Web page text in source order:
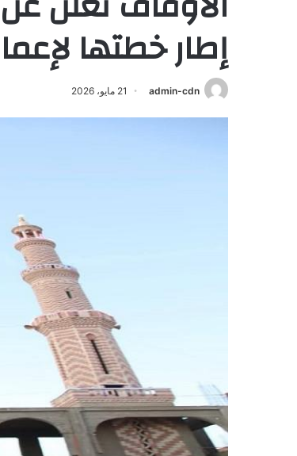
إطار خطتها
admin-cdn 21 مايو، 2026